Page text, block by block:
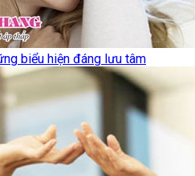
biểu hiện đáng lưu tâm